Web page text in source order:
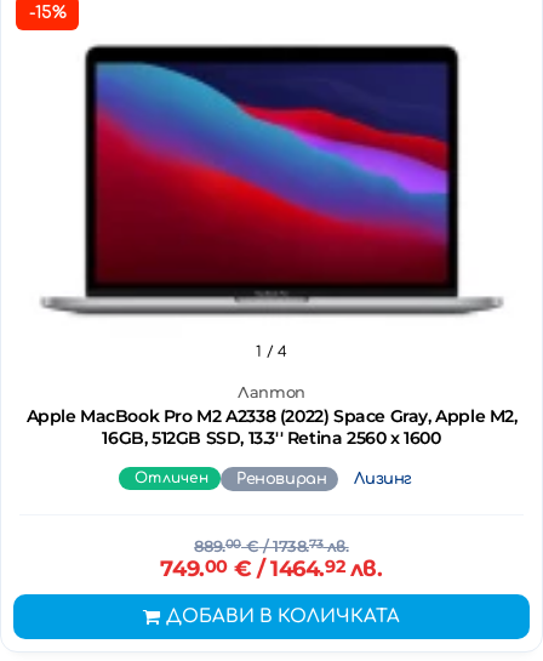
-15%
Лаптоп
Apple MacBook Pro M2 A2338 (2022) Space Gray, Apple M2,
16GB, 512GB SSD, 13.3'' Retina 2560 x 1600
1 / 4
Отличен Реновиран Лизинг
889.00€/ 1738.73лв.
749.00€ / 1464.92лв.
ДОБАВИ В КОЛИЧКАТА